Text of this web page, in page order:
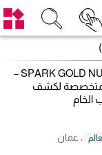
???? SPARK GOLD NUGGET –
متخصصة لكشف
، عمان